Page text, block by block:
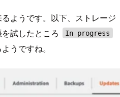
ようです。以下、ストレージ
試したところ
In progress
うですね。